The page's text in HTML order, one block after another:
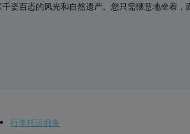
姿百态的风光和自然遗产。您只需惬意地坐着
行李托运服务